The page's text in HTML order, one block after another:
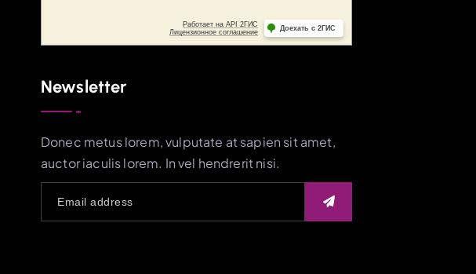
Newsletter
Donec metus lorem, vulputate at sapien sit amet,
auctor iaculis lorem. In vel hendrerit nisi.